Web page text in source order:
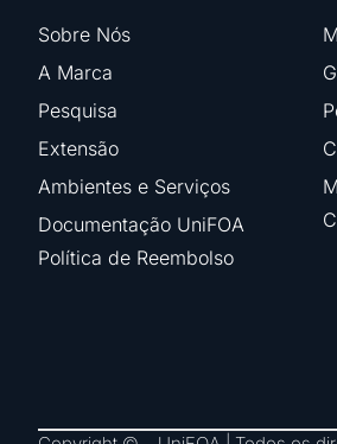
Sobre Nós
A Marca
Pesquisa
Extensão
Ambientes e Serviços
Documentação UniFOA
Política de Reembolso